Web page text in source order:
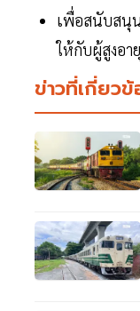
เพื่อสนับสนุน
ให้กับผู้สูงอายุ
ข่าวที่เกี่ยว